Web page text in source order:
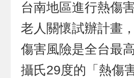
台南地區進行熱傷
老人關懷試辦計畫
傷害風險是全台最
攝氏29度的「熱傷